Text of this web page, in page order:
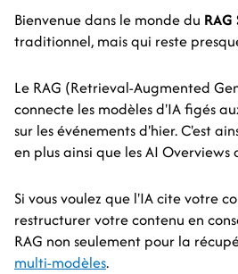
Bienvenue dans le monde du RAG
traditionnel, mais qui reste
Le RAG (Retrieval-Augmented
connecte les modèles d'IA figés
sur les événements d'hier. C'est
en plus ainsi que les AI
Si vous voulez que l'IA cite votre
restructurer votre contenu en
RAG non seulement pour la
multi-modèles.